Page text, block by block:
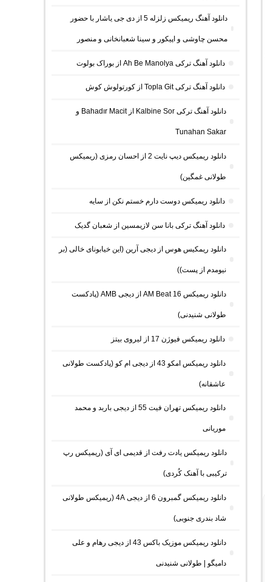
دانلود آهنگ ریمیکس زلزله 5 از دی جی یاشار با حضور
محسن چاوشی و اپیکور و سینا شعبانخانی و منصور
دانلود آهنگ ترکی Ah Be Manolya از بوراک بولوت
دانلود آهنگ ترکی Topla Git از کورتولوش کوش
دانلود آهنگ ترکی Kalbine Sor از Bahadır Macit و
Tunahan Sakar
دانلود ریمیکس دیپ نایت 2 از احسان رمزی (ریمیکس
طولانی غمگین)
دانلود ریمیکس دوست دارم خستم نکن از سایه
دانلود آهنگ ترکی بانا سن لازیمسین از شعبان گدیک
دانلود ریمکیس هوس از دیجی آرین (این خیابونای خالی (بر
نیومدم از پست))
دانلود ریمیکس AM Beat 16 از دیجی AMB (پادکست
طولانی شنیدنی)
دانلود ریمیکس فیوژن 17 از لیروی بیتز
دانلود ریمیکس امکو 43 از دیجی ام کو (پادکست طولانی
عاشقانه)
دانلود ریمیکس تهران فیت 55 از دیجی باربد و محمد
موریانی
دانلود ریمیکس یادت رفت از قدیمی ای آی (ریمیکس رپ
ترکیبی با آهنک کُردی)
دانلود ریمیکس گمبرون 6 از دیجی 4A (ریمیکس طولانی
شاد بندری جنوبی)
دانلود ریمیکس موزیک باکس 43 از دیجی رهام و علی
دامیگو | طولانی شنیدنی